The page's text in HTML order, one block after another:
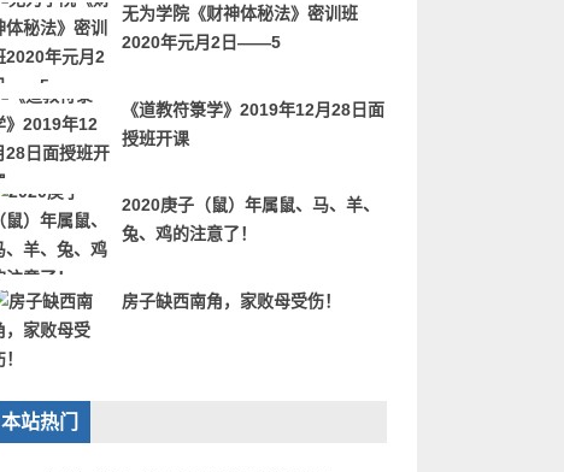
无为学院《财神体秘法》密训班
2020年元月2日——5
《道教符箓学》2019年12月28日面
授班开课
2020庚子（鼠）年属鼠、马、羊、
兔、鸡的注意了！
房子缺西南角，家败母受伤！
本站热门